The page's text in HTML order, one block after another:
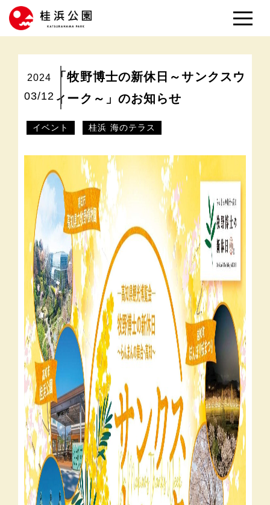
2024
03/12
「牧野博士の新休日～サンクスウ
ィーク～」のお知らせ
イベント 桂浜 海のテラス